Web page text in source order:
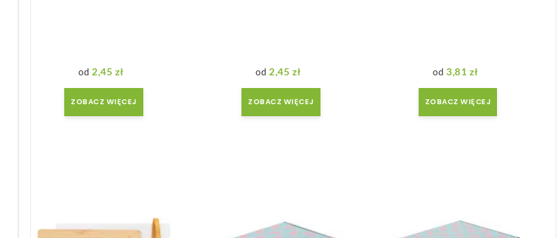
2,45 zł
ZOBACZ WIĘCEJ
2,45 zł
ZOBACZ WIĘCEJ
3,81 zł
ZOBACZ WIĘCEJ